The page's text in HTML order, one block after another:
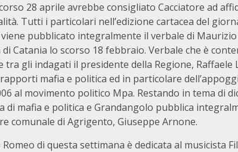
28 aprile avrebbe consigliato Cacciatore ad
Tutti i particolari nell’edizione cartacea del
pubblicato integralmente il verbale di
Catania lo scorso 18 febbraio. Verbale che è
tra gli indagati il presidente della Regione, Raffaele
mafia e politica ed in particolare
al movimento politico Mpa. Restando in tema di
di mafia e politica e Grandangolo pubblica
comunale di Agrigento, Giuseppe Arnone.
di questa settimana è dedicata al musicista